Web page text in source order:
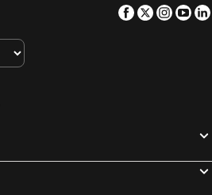
Hoteles en Isla SamanaFacebook
Twitter